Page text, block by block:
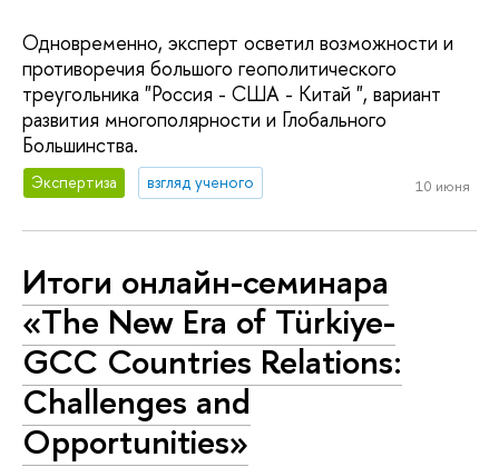
Одновременно, эксперт осветил возможности и
противоречия большого геополитического
треугольника "Россия - США - Китай ", вариант
развития многополярности и Глобального
Большинства.
Экспертиза взгляд ученого 10 июня
Итоги онлайн-семинара
«The New Era of Türkiye-
GCC Countries Relations:
Challenges and
Opportunities»